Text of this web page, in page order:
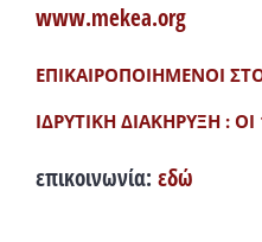
www.mekea.org
ΕΠΙΚΑΙΡΟΠΟΙΗΜΕΝΟΙ
ΙΔΡΥΤΙΚΗ ΔΙΑΚΗΡΥΞΗ :
επικοινωνία: εδώ